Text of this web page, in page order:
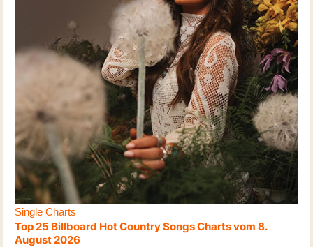
Single Charts
Top 25 Billboard Hot Country Songs Charts vom 8.
August 2026